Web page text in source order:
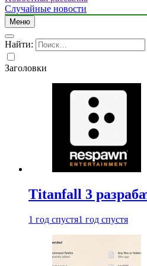
Случайные новости
Меню
Найти:
Заголовки
Titanfall 3
1 год спустя1 год спустя